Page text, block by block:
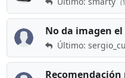
No da imagen
Último: